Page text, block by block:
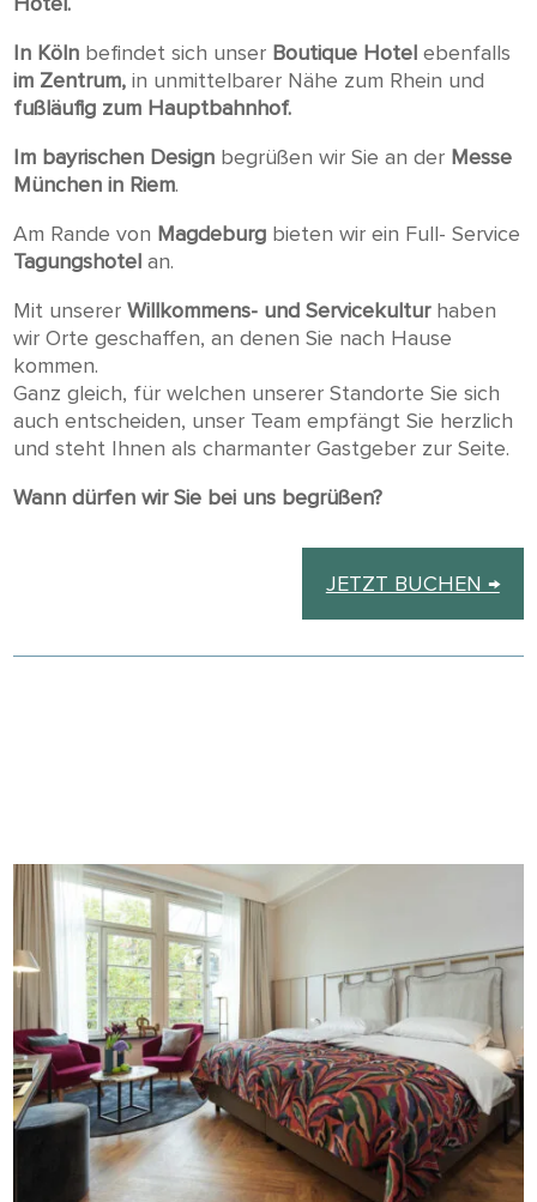
In Köln befindet sich unser Boutique Hotel ebenfalls
im Zentrum, in unmittelbarer Nähe zum Rhein und
fußläufig zum Hauptbahnhof.
Im bayrischen Design begrüßen wir Sie an der Messe
München in Riem.
Am Rande von Magdeburg bieten wir ein Full- Service
Tagungshotel an.
Mit unsererWillkommens- und Servicekulturhaben
wir Orte geschaffen, an denen Sie nach Hause
kommen.
Ganz gleich, für welchen unserer Standorte Sie sich
auch entscheiden, unser Team empfängt Sie herzlich
und steht Ihnen als charmanter Gastgeber zur Seite.
Wann dürfen wir Sie bei uns begrüßen?
JETZT BUCHEN →